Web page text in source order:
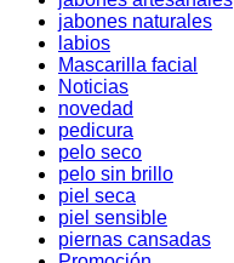
jabones naturales
labios
Mascarilla facial
Noticias
novedad
pedicura
pelo seco
pelo sin brillo
piel seca
piel sensible
piernas cansadas